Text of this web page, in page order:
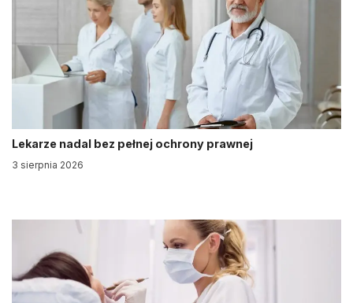
Lekarze nadal bez pełnej ochrony prawnej
3 sierpnia 2026